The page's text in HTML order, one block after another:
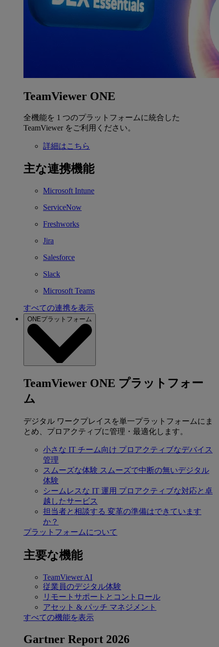
TeamViewer ONE
全機能を 1 つのプラットフォームに統合した
TeamViewer をご利用ください。
詳細はこちら
主な連携機能
Microsoft Intune
ServiceNow
Freshworks
Jira
Salesforce
Slack
Microsoft Teams
すべての連携を表示
ONEプラットフォーム
TeamViewer ONE プラットフォー
ム
デジタル ワークプレイスを単一プラットフォームにま
とめ、プロアクティブに管理・最適化します。
小さな IT チーム向け プロアクティブなデバイス
管理
スムーズな体験 スムーズで中断の無いデジタル
体験
シームレスな IT 運用 プロアクティブな対応と卓
越したサービス
担当者と相談する 変革の準備はできています
か？
プラットフォームについて
主要な機能
TeamViewer AI
従業員のデジタル体験
リモートサポートとコントロール
アセット & パッチ マネジメント
すべての機能を表示
Gartner Report 2026